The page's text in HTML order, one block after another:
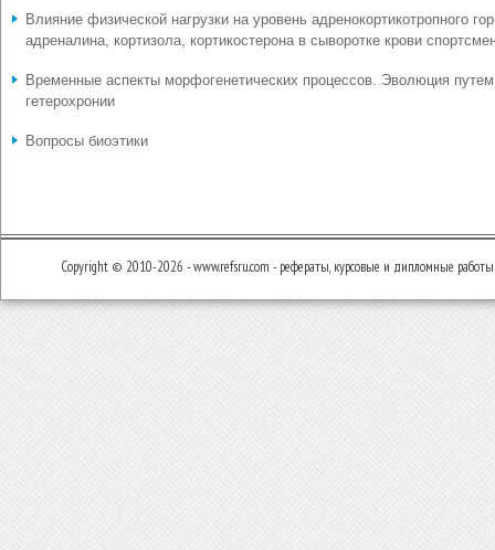
Влияние физической нагрузки на уровень адренокортикотропного
адреналина, кортизола, кортикостерона в сыворотке крови
Временные аспекты морфогенетических процессов. Эволюция путем
гетерохронии
Вопросы биоэтики
Copyright © 2010-2026 - www.refsru.com - рефераты, курсовые и дипломные работы